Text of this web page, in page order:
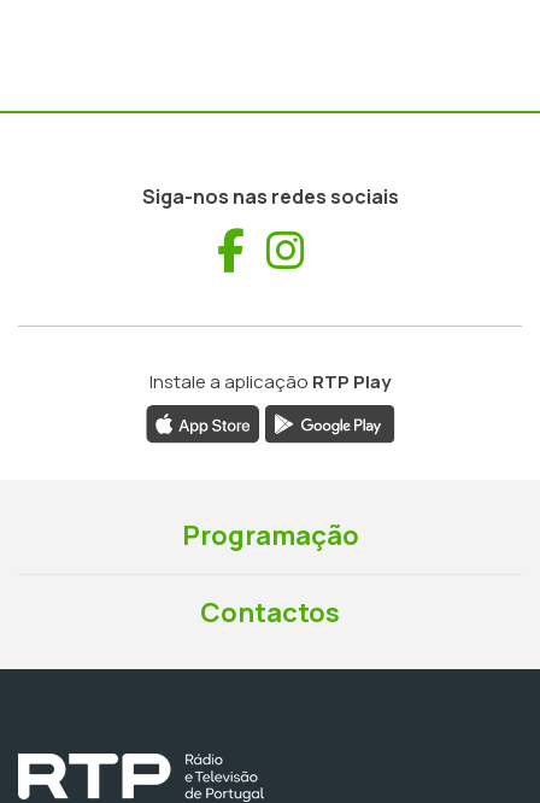
Siga-nos nas redes sociais
Facebook
Instale a aplicação RTP Play
Programação
Contactos